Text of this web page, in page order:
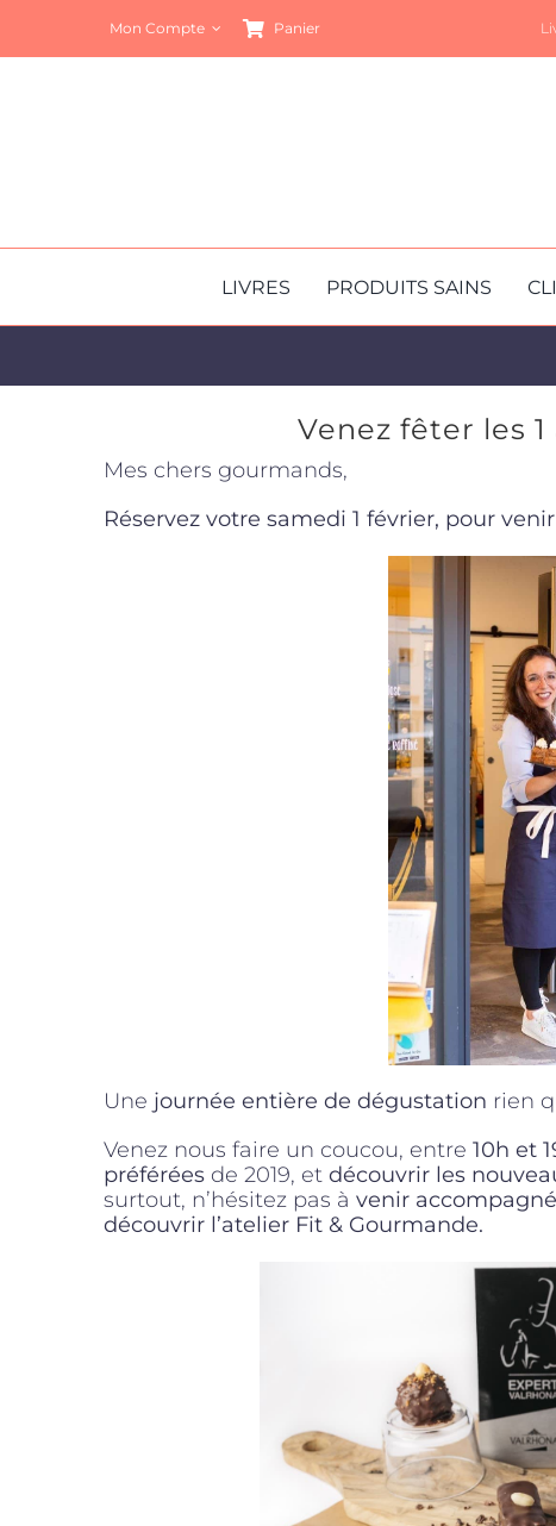
contenu
Mon Compte Panier
LIVRES PRODUITS SAINS
Venez fêter les 1
Mes chers gourmands,
Réservez votre samedi 1 février, pour
Une journée entière de dégustation rien
Venez nous faire un coucou, entre 10h et
préférées de 2019, et découvrir les
surtout, n’hésitez pas à venir
découvrir l’atelier Fit & Gourmande.